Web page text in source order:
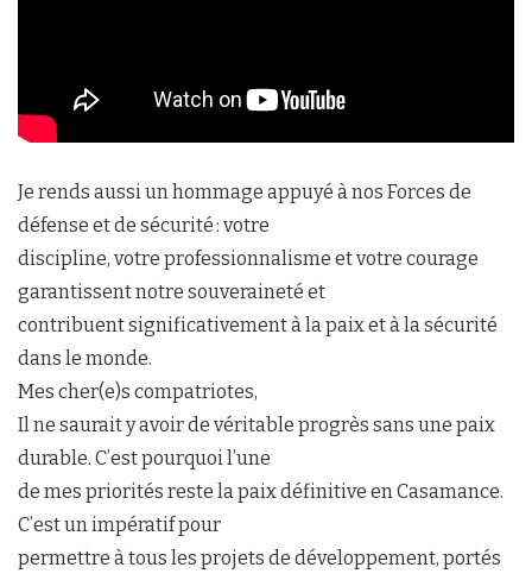
Je rends aussi un hommage appuyé à nos Forces de
défense et de sécurité : votre
discipline, votre professionnalisme et votre courage
garantissent notre souveraineté et
contribuent significativement à la paix et à la sécurité
dans le monde.
Mes cher(e)s compatriotes,
Il ne saurait y avoir de véritable progrès sans une paix
durable. C’est pourquoi l’une
de mes priorités reste la paix définitive en Casamance.
C’est un impératif pour
permettre à tous les projets de développement, portés